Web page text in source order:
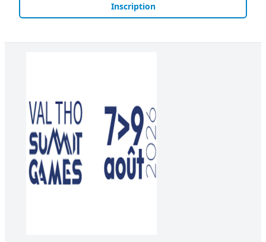
Inscription